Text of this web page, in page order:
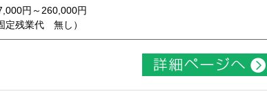
円～260,000円
定残業代 無し）